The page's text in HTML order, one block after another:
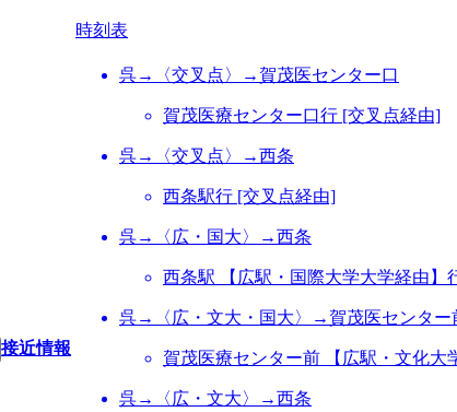
時刻表
接近情報
呉→〈交叉点〉→賀茂医センター口
賀茂医療センター口行 [交叉点経由]
呉→〈交叉点〉→西条
西条駅行 [交叉点経由]
呉→〈広・国大〉→西条
西条駅 【広駅・国際大学大学経由
呉→〈広・文大・国大〉→賀茂医センター
賀茂医療センター前 【広駅・文化
呉→〈広・文大〉→西条